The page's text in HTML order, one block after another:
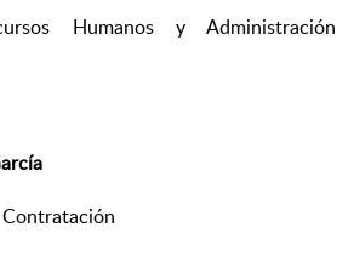
Humanos y Administración